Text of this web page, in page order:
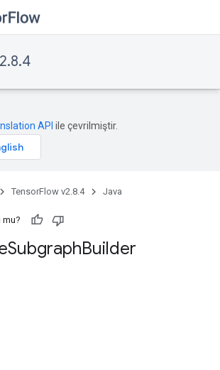
API ile çevrilmiştir.
TensorFlow v2.8.4 Java
mu?
SubgraphBuilder